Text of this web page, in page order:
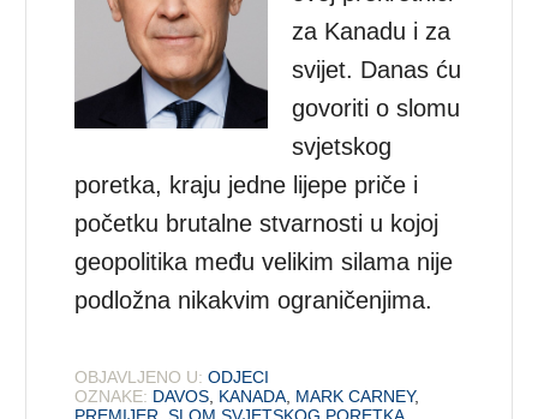
za Kanadu i za
svijet. Danas ću
govoriti o slomu
svjetskog
poretka, kraju jedne lijepe priče i
početku brutalne stvarnosti u kojoj
geopolitika među velikim silama nije
podložna nikakvim ograničenjima.
OBJAVLJENO U: ODJECI
OZNAKE: DAVOS KANADA MARK CARNEY,